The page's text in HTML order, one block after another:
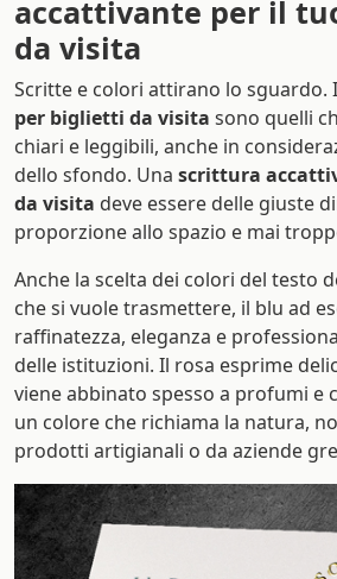
accattivante per il
da visita
Scritte e colori attirano lo sguardo. I
per biglietti da visita sono quelli
chiari e leggibili, anche in
dello sfondo. Una scrittura
da visita deve essere delle giuste
proporzione allo spazio e mai
Anche la scelta dei colori del testo
che si vuole trasmettere, il blu ad
raffinatezza, eleganza e
delle istituzioni. Il rosa esprime
viene abbinato spesso a profumi e
un colore che richiama la natura,
prodotti artigianali o da aziende